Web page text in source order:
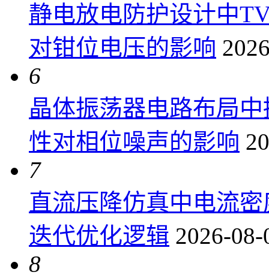
静电放电防护设计中
对钳位电压的影响
6
晶体振荡器电路布局
性对相位噪声的影响
7
直流压降仿真中电流
迭代优化逻辑 2026-
8